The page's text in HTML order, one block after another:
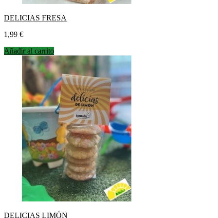
DELICIAS FRESA
Precio
1,99 €
Añadir al carrito
DELICIAS LIMÓN